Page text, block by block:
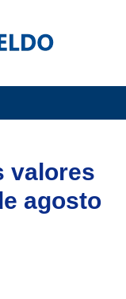
valores
agosto